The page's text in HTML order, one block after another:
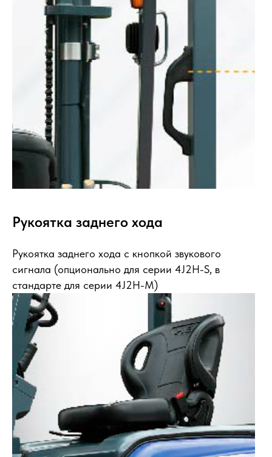
Рукоятка заднего хода
Рукоятка заднего хода с кнопкой звукового
сигнала (опционально для серии 4J2H-S, в
стандарте для серии 4J2H-М)